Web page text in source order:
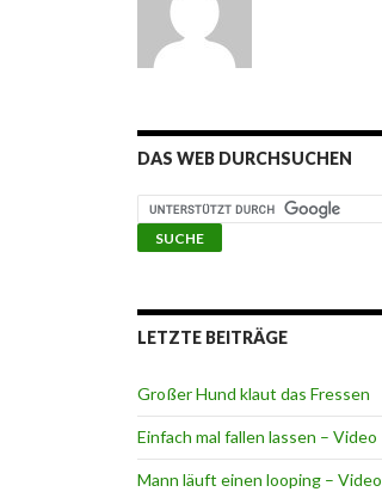
DAS WEB DURCHSUCHEN
LETZTE BEITRÄGE
Großer Hund klaut das Fressen
Einfach mal fallen lassen – Video
Mann läuft einen looping – Video